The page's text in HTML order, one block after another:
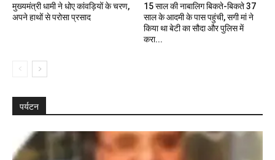
मुख्यमंत्री धामी ने धोए कांवड़ियों के चरण,
अपने हाथों से परोसा प्रसाद
15 साल की नाबालिग बिकते-बिकते 37
साल के आदमी के पास पहुंची, सगी मां ने
किया था बेटी का सौदा और पुलिस में
करा...
पर्यटन